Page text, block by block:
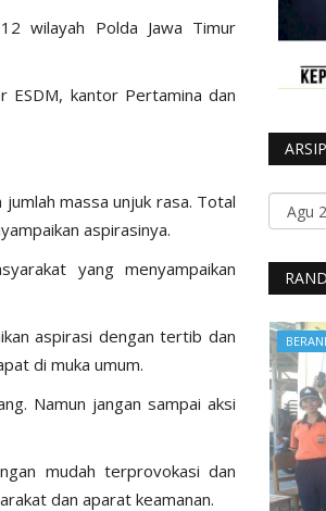
wilayah Polda Jawa Timur
ESDM, kantor Pertamina dan
massa unjuk rasa. Total
aspirasinya.
yang menyampaikan
aspirasi dengan tertib dan
di muka umum.
Namun jangan sampai aksi
mudah terprovokasi dan
dan aparat keamanan.
ARSIP